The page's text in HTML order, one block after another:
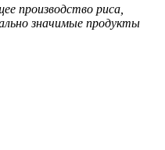
производство риса,
значимые продукты